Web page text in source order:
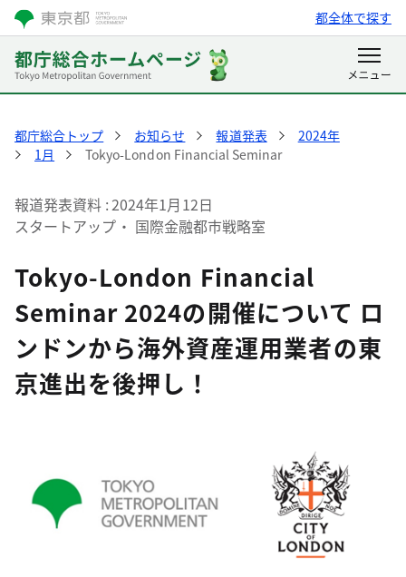
都全体で探す
都庁総合トップ お知らせ 報道発表
2024年
1月
Tokyo-London Financial Seminar
報道発表資料 2024年1月12日
スタートアップ・ 国際金融都市戦略室
Tokyo-London Financial
Seminar 2024の開催について ロ
ンドンから海外資産運用業者の東
京進出を後押し！